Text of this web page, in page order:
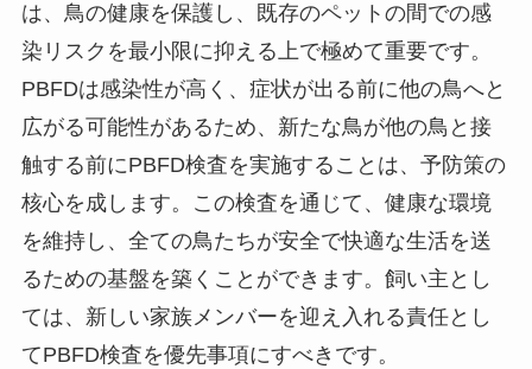
は、鳥の健康を保護し、既存のペットの間での感
染リスクを最小限に抑える上で極めて重要です。
PBFDは感染性が高く、症状が出る前に他の鳥へと
広がる可能性があるため、新たな鳥が他の鳥と接
触する前にPBFD検査を実施することは、予防策の
核心を成します。この検査を通じて、健康な環境
を維持し、全ての鳥たちが安全で快適な生活を送
るための基盤を築くことができます。飼い主とし
ては、新しい家族メンバーを迎え入れる責任とし
てPBFD検査を優先事項にすべきです。